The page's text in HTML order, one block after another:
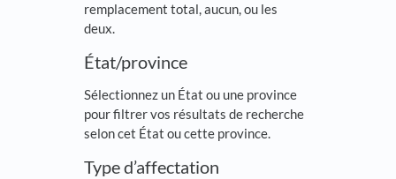
remplacement total, aucun, ou les
deux.
État/province
Sélectionnez un État ou une province
pour filtrer vos résultats de recherche
selon cet État ou cette province.
Type d’affectation